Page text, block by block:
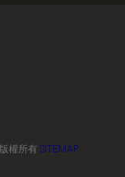
版權所有 SITEMAP